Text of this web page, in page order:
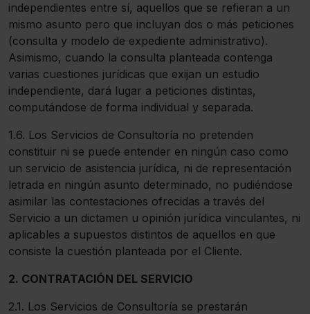
independientes entre sí, aquellos que se refieran a un
mismo asunto pero que incluyan dos o más peticiones
(consulta y modelo de expediente administrativo).
Asimismo, cuando la consulta planteada contenga
varias cuestiones jurídicas que exijan un estudio
independiente, dará lugar a peticiones distintas,
computándose de forma individual y separada.
1.6. Los Servicios de Consultoría no pretenden
constituir ni se puede entender en ningún caso como
un servicio de asistencia jurídica, ni de representación
letrada en ningún asunto determinado, no pudiéndose
asimilar las contestaciones ofrecidas a través del
Servicio a un dictamen u opinión jurídica vinculantes, ni
aplicables a supuestos distintos de aquellos en que
consiste la cuestión planteada por el Cliente.
2. CONTRATACIÓN DEL SERVICIO
2.1. Los Servicios de Consultoría se prestarán